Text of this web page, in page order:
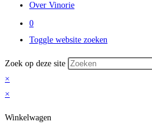
Over Vinorie
0
Toggle website zoeken
Zoek op deze site
×
×
Winkelwagen